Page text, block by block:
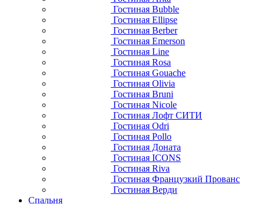
Гостиная Bubble
Гостиная Ellipse
Гостиная Berber
Гостиная Emerson
Гостиная Line
Гостиная Rosa
Гостиная Gouache
Гостиная Olivia
Гостиная Bruni
Гостиная Nicole
Гостиная Лофт СИТИ
Гостиная Odri
Гостиная Pollo
Гостиная Доната
Гостиная ICONS
Гостиная Riva
Гостиная Французкий Прованс
Гостиная Верди
Спальня